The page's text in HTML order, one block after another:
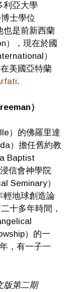
利亞大學
士學位
也是前新西蘭
），現在於國
）
美國亞特蘭
.
）
）的佛羅里達
）擔任舊約教
Baptist
信會神學院
Seminary）
輕地球創造論
十多年時間，
）的一
，有一子一
版第二期